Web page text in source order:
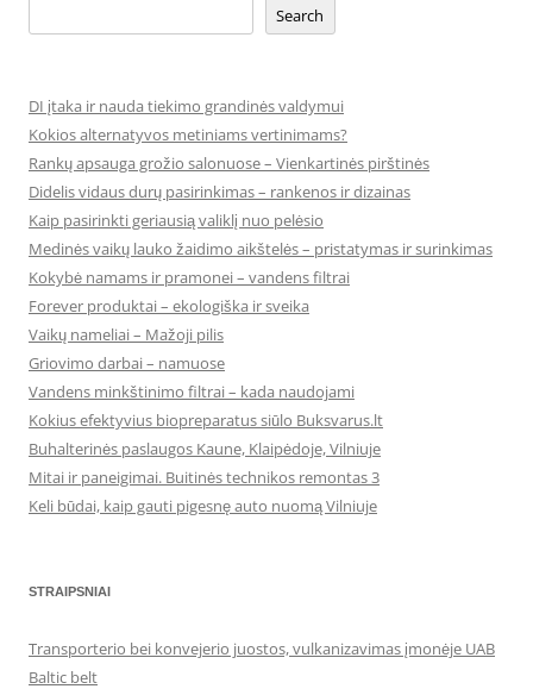
Search
DI įtaka ir nauda tiekimo grandinės valdymui
Kokios alternatyvos metiniams vertinimams?
Rankų apsauga grožio salonuose – Vienkartinės pirštinės
Didelis vidaus durų pasirinkimas – rankenos ir dizainas
Kaip pasirinkti geriausią valiklį nuo pelėsio
Medinės vaikų lauko žaidimo aikštelės – pristatymas ir surinkimas
Kokybė namams ir pramonei – vandens filtrai
Forever produktai – ekologiška ir sveika
Vaikų nameliai – Mažoji pilis
Griovimo darbai – namuose
Vandens minkštinimo filtrai – kada naudojami
Kokius efektyvius biopreparatus siūlo Buksvarus.lt
Buhalterinės paslaugos Kaune, Klaipėdoje, Vilniuje
Mitai ir paneigimai. Buitinės technikos remontas 3
Keli būdai, kaip gauti pigesnę auto nuomą Vilniuje
STRAIPSNIAI
Transporterio bei konvejerio juostos, vulkanizavimas įmonėje UAB
Baltic belt